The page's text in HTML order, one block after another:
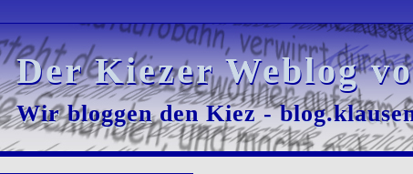
Der Kiezer Weblog
Der Kiezer Weblog
Wir bloggen den Kiez -
Wir bloggen den Kiez -